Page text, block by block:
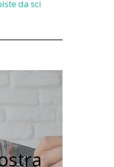
da sci